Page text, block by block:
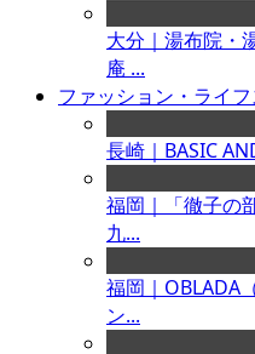
大分｜湯布院・
庵 ...
ファッション・ライ
長崎｜BASIC
福岡｜「徹子の
九...
福岡｜OBLADA
ン...